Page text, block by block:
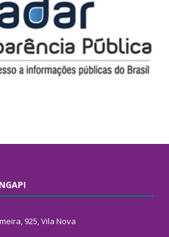
925, Vila Nova